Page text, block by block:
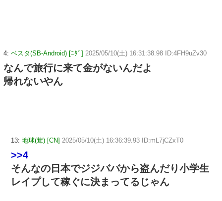
4: ベスタ(SB-Android) [ﾆﾀﾞ] 2025/05/10(土) 16:31:38.98 ID:4FH9uZv30
なんで旅行に来て金がないんだよ
帰れないやん
13: 地球(茸) [CN] 2025/05/10(土) 16:36:39.93 ID:mL7jCZxT0
>>4
そんなの日本でジジババから盗んだり小学生
レイプして稼ぐに決まってるじゃん